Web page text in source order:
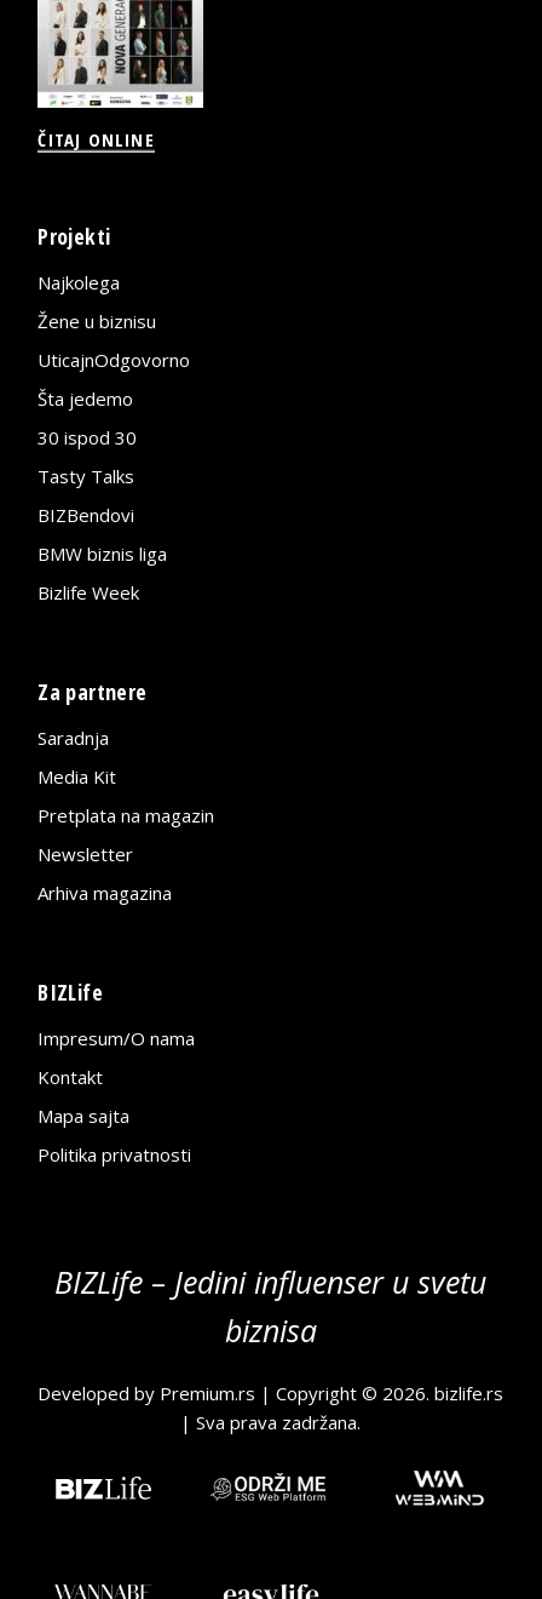
ČITAJ ONLINE
Projekti
Najkolega
Žene u biznisu
UticajnOdgovorno
Šta jedemo
30 ispod 30
Tasty Talks
BIZBendovi
BMW biznis liga
Bizlife Week
Za partnere
Saradnja
Media Kit
Pretplata na magazin
Newsletter
Arhiva magazina
BIZLife
Impresum/O nama
Kontakt
Mapa sajta
Politika privatnosti
BIZLife – Jedini influenser u svetu
biznisa
Developed by Premium.rs | Copyright © 2026.bizlife.rs
| Sva prava zadržana.